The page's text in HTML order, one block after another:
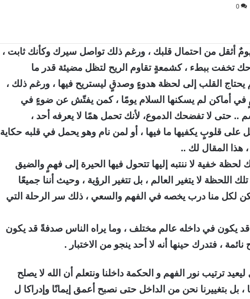
0
أثقل من احتمال قلبك ، ورغم ذلك تواصل سيرك وكأنك ثابت ،
تخفت ببطء ، كشمعةٍ تقاوم الريح لتظل مضيئة قدر ما
القلب إلى لحظة هدوءٍ وصدقٍ ليستريح فيها ، ورغم ذلك ،
أماكن لم يسكنها السلام يومًا ، كمن يفتّش عن ضوءٍ في
.. حتى لا تفضحك الدموع، لأنك تحمل همًا لا يعرفه أحد ،
على قلوبٍ يكفيها ما فيها ، أو لمن نام وهو يحمل في قلبه حكاية
هذا المقال لك ..
لحظة خفية لا ننتبه إليها تتحول فيها الحيرة إلى فهمٍ والضيق
اللحظة لا يتغير العالم ، بل تتغير الرؤية ، وحيث أننا جميعًا
لكل منا درب يخصه في الفهم والسعي ، ذلك سر الرحلة التي
قد يكون في داخله عالم مختلف ، وما يراه الناس صدفةً قد يكون
نائمة ، فتدرك حينها أنه لا أحد ينجو من الاختبار .
ليعيد ترتيب نور الفهم و الحكمة داخلنا ونتعلم أن الله لا يصلح
، بل بتغييرنا نحن من الداخل حتى نصبح أعمق إيمانًا وإدراكا ل